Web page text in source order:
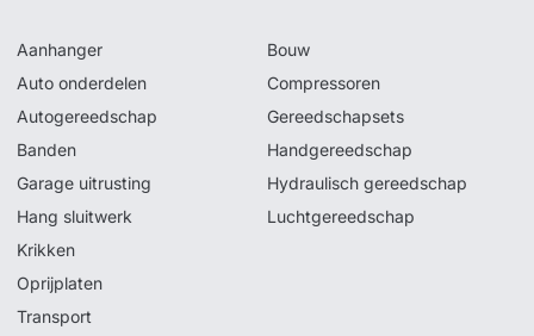
Aanhanger
Auto onderdelen
Autogereedschap
Banden
Garage uitrusting
Hang sluitwerk
Krikken
Oprijplaten
Transport
Bouw
Compressoren
Gereedschapsets
Handgereedschap
Hydraulisch gereedschap
Luchtgereedschap